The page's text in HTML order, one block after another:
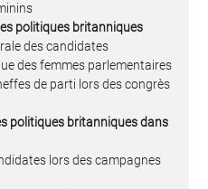
politiques britanniques
des candidates
des femmes parlementaires
de parti lors des congrès
politiques britanniques dans
lors des campagnes